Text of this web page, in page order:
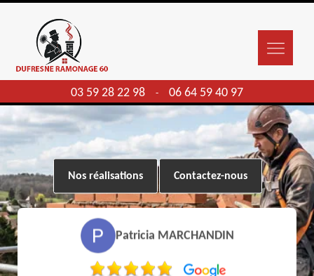
03 59 28 22 98 - 06 64 59 40 97
Nos réalisations Contactez-nous
Patricia MARCHANDIN